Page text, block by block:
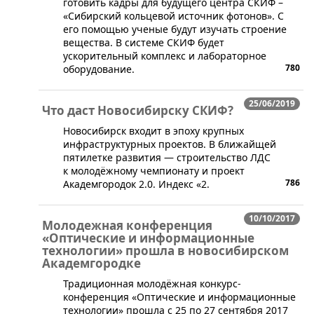
«Сибирский кольцевой источник фотонов». С
его помощью ученые будут изучать строение
вещества. В системе СКИФ будет
ускорительный комплекс и лабораторное
оборудование.
780
25/06/2019
Что даст Новосибирску СКИФ?
​Новосибирск входит в эпоху крупных
инфраструктурных проектов. В ближайщей
пятилетке развития — строительство ЛДС
к молодёжному чемпионату и проект
Академгородок 2.0. Индекс «2.
786
10/10/2017
Молодежная конференция
«Оптические и информационные
технологии» прошла в новосибирском
Академгородке
​​​Традиционная молодёжная конкурс-
конференция «Оптические и информационные
технологии» прошла с 25 по 27 сентября 2017